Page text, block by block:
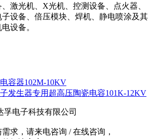
激光机、X光机、控测设备、点火器、
设备、倍压模块、焊机、静电喷涂及其
设备。
容器102M-10KV
发生器专用超高压陶瓷电容101K-12KV
孚电子科技有限公司
求，请来电咨询 / 在线咨询，